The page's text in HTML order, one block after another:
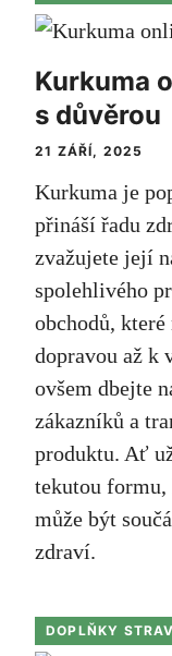
Kurkuma
s důvěrou
21 ZÁŘÍ, 2025
Kurkuma je
přináší řadu
zvažujete její
spolehlivého
obchodů,
dopravou až k
ovšem dbejte
zákazníků a
produktu. Ať
tekutou formu,
může být
zdraví.
DOPLŇKY